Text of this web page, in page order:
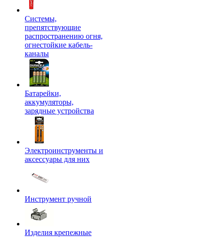
Системы,
препятствующие
распространению огня,
огнестойкие кабель-
каналы
Батарейки,
аккумуляторы,
зарядные устройства
Электроинструменты и
аксессуары для них
Инструмент ручной
Изделия крепежные